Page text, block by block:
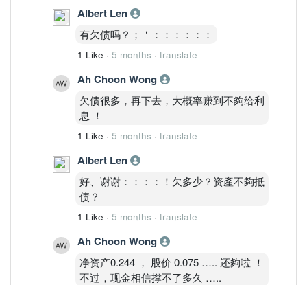
Albert Len
有欠债吗？；＇：：：：：：
1 Like · 5 months · translate
Ah Choon Wong
欠债很多，再下去，大概率赚到不夠给利
息 ！
1 Like · 5 months · translate
Albert Len
好、谢谢：：：：！欠多少？资產不夠抵
债？
1 Like · 5 months · translate
Ah Choon Wong
净资产0.244 ， 股价 0.075 ….. 还夠啦 ！
不过，现金相信撑不了多久 …..